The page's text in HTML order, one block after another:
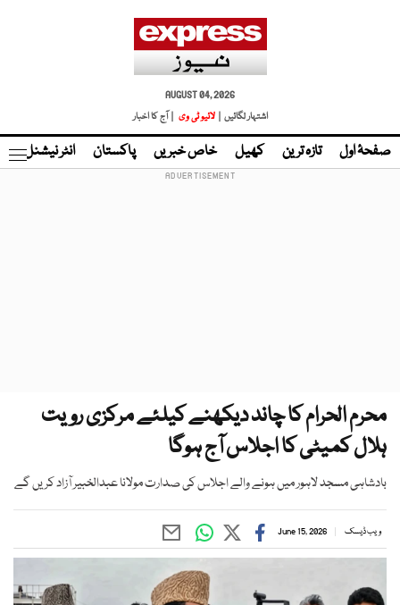
AUGUST 04, 2026
اشتہار لگائیں |
لائیو ٹی وی | آج کا اخبار
صفحۂ اول تازہ ترین کھیل خاص خبریں پاکستان انٹر نیشنل
محرم الحرام کا چاند دیکھنے کیلئے مرکزی رویت
ہلال کمیٹی کا اجلاس آج ہوگا
بادشاہی مسجد لاہور میں ہونے والے اجلاس کی صدارت مولانا عبدالخبیر آزاد کریں گے
ویب ڈیسک June 15, 2026